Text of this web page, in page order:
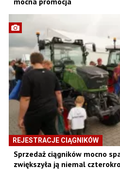
REJESTRACJE CIĄGNIKÓW
Sprzedaż ciągników mocno
zwiększyła ją niemal